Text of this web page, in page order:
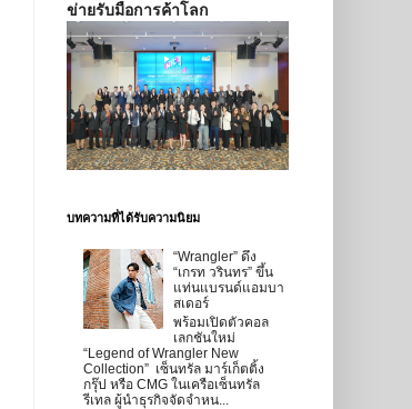
ข่ายรับมือการค้าโลก
บทความที่ได้รับความนิยม
“Wrangler” ดึง
“เกรท วรินทร” ขึ้น
แท่นแบรนด์แอมบา
สเดอร์
พร้อมเปิดตัวคอล
เลกชันใหม่
“Legend of Wrangler New
Collection” เซ็นทรัล มาร์เก็ตติ้ง
กรุ๊ป หรือ CMG ในเครือเซ็นทรัล
รีเทล ผู้นำธุรกิจจัดจำหน...